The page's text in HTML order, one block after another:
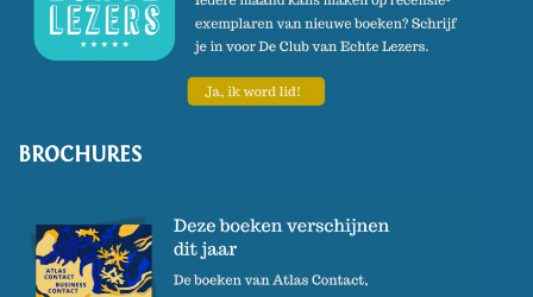
BROCHURES